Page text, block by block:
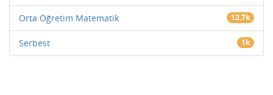
Orta Öğretim Matematik 12.7k
Serbest 1k